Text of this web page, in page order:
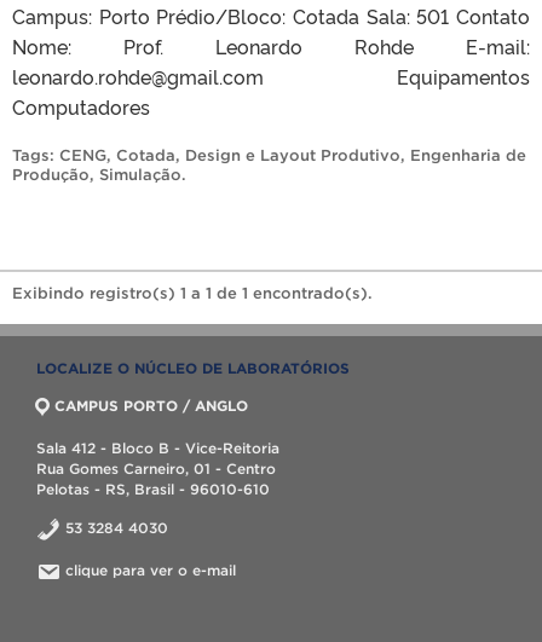
Campus: Porto Prédio/Bloco: Cotada Sala: 501 Contato
Nome: Prof. Leonardo Rohde E-mail:
leonardo.rohde@gmail.com Equipamentos
Computadores
Tags: CENG, Cotada, Design e Layout Produtivo, Engenharia de
Produção, Simulação.
Exibindo registro(s) 1 a 1 de 1 encontrado(s).
LOCALIZE O NÚCLEO DE LABORATÓRIOS
CAMPUS PORTO / ANGLO
Sala 412 - Bloco B - Vice-Reitoria
Rua Gomes Carneiro, 01 - Centro
Pelotas - RS, Brasil - 96010-610
53 3284 4030
clique para ver o e-mail